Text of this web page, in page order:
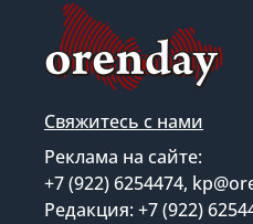
Свяжитесь с нами
Реклама на сайте:
+7 (922) 6254474,
Редакция: +7 (922)